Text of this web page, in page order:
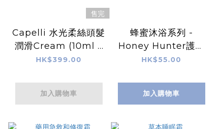
售完
Capelli 水光柔絲頭髮
潤滑Cream (10ml x
10pcs)
HK$399.00
加入購物車
蜂蜜沐浴系列 -
Honey Hunter護手
霜
HK$55.00
加入購物車